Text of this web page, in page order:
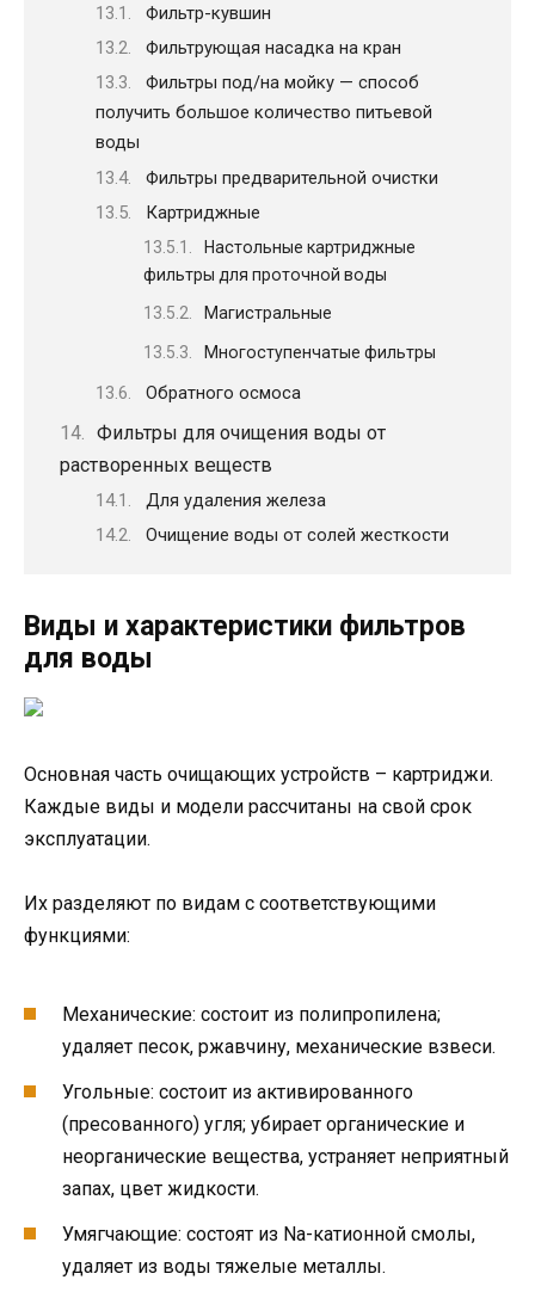
Фильтр-кувшин
Фильтрующая насадка на кран
Фильтры под/на мойку — способ
получить большое количество питьевой
воды
Фильтры предварительной очистки
Картриджные
Настольные картриджные
фильтры для проточной воды
Магистральные
Многоступенчатые фильтры
Обратного осмоса
Фильтры для очищения воды от
растворенных веществ
Для удаления железа
Очищение воды от солей жесткости
Виды и характеристики фильтров
для воды
Основная часть очищающих устройств – картриджи.
Каждые виды и модели рассчитаны на свой срок
эксплуатации.
Их разделяют по видам с соответствующими
функциями:
Механические: состоит из полипропилена;
удаляет песок, ржавчину, механические взвеси.
Угольные: состоит из активированного
(пресованного) угля; убирает органические и
неорганические вещества, устраняет неприятный
запах, цвет жидкости.
Умягчающие: состоят из Na-катионной смолы,
удаляет из воды тяжелые металлы.